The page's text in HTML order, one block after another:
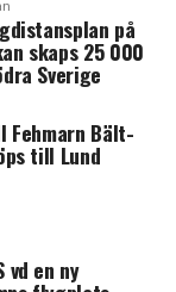
räkna med
tillbaka till
Tyskland
på
skaps 25 000
Sverige
Bält-
till Lund
vd en ny